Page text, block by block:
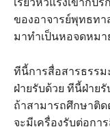
ของอาจารย์พุทธท
มาทำเป็นหอจดหมา
ทีนี้การสื่อสารธรร
ฝ่ายรับด้วย ทีนี้ฝ่าย
ถ้าสามารถศึกษาติ
จะมีเครื่องรับต่อกา